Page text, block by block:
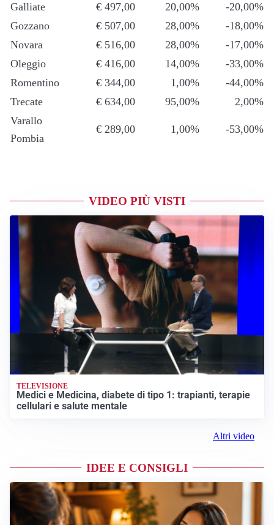
Galliate
€ 497,00 20,00%
-20,00%
Gozzano
€ 507,00 28,00%
-18,00%
Novara
€ 516,00 28,00%
-17,00%
Oleggio
€ 416,00 14,00%
-33,00%
Romentino
€ 344,00 1,00%
-44,00%
Trecate
€ 634,00 95,00%
2,00%
Varallo
Pombia
€ 289,00 1,00% -53,00%
VIDEO PIÙ VISTI
TELEVISIONE
Medici e Medicina, diabete di tipo 1: trapianti, terapie
cellulari e salute mentale
Altri video
IDEE E CONSIGLI